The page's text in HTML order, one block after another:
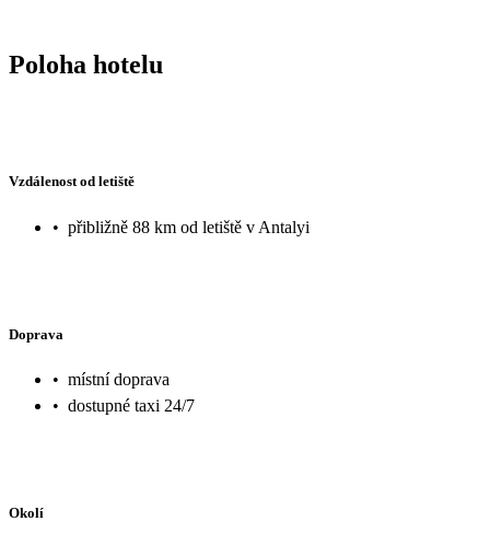
Poloha hotelu
Vzdálenost od letiště
• přibližně 88 km od letiště v Antalyi
Doprava
• místní doprava
• dostupné taxi 24/7
Okolí